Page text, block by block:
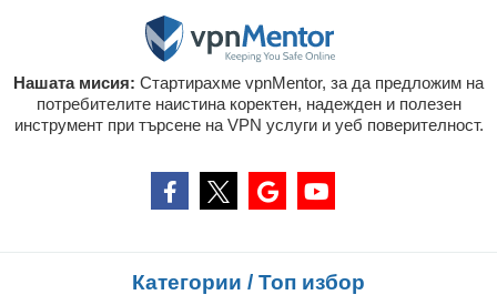
Нашата мисия: Стартирахме vpnMentor, за да предложим на
потребителите наистина коректен, надежден и полезен
инструмент при търсене на VPN услуги и уеб поверителност.
Категории / Топ избор